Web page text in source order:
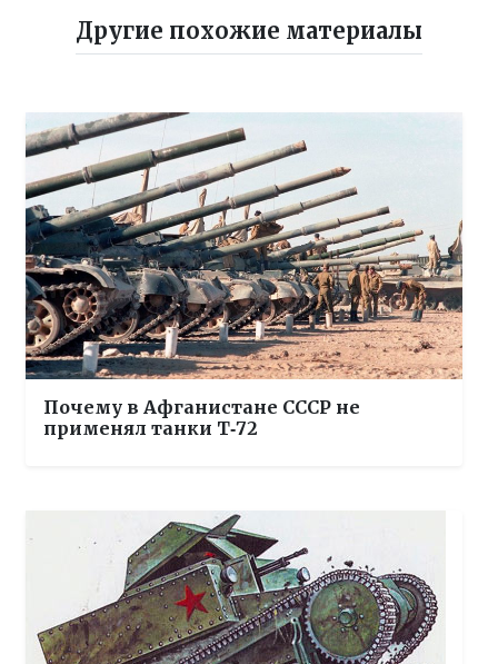
Другие похожие материалы
Почему в Афганистане СССР не
применял танки Т‑72